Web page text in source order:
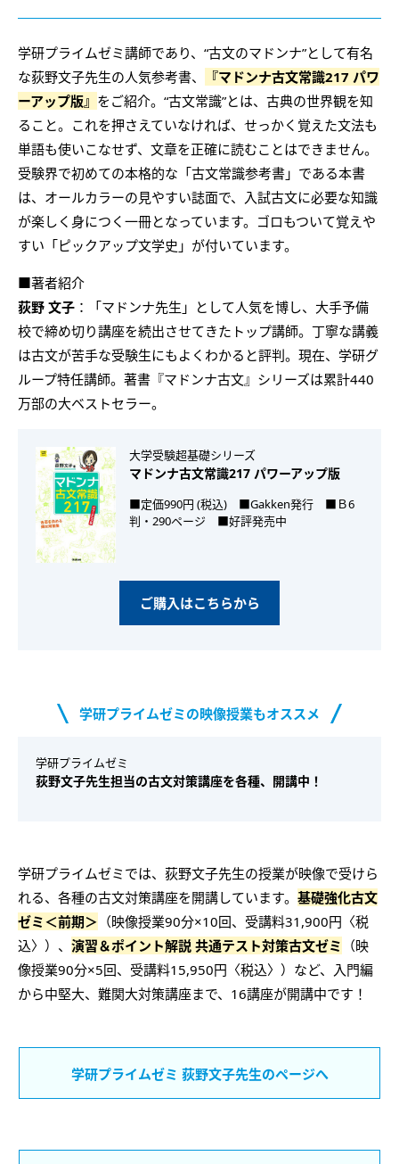
学研プライムゼミ講師であり、“古文のマドンナ”として有名
な荻野文子先生の人気参考書、
『マドンナ古文常識217 パワ
ーアップ版』 をご紹介。“古文常識”とは、古典の世界観を知
ること。これを押さえていなければ、せっかく覚えた文法も
単語も使いこなせず、文章を正確に読むことはできません。
受験界で初めての本格的な「古文常識参考書」である本書
は、オールカラーの見やすい誌面で、入試古文に必要な知識
が楽しく身につく一冊となっています。ゴロもついて覚えや
すい「ピックアップ文学史」が付いています。
■著者紹介
荻野 文子 ：「マドンナ先生」として人気を博し、大手予備
校で締め切り講座を続出させてきたトップ講師。丁寧な講義
は古文が苦手な受験生にもよくわかると評判。現在、学研グ
ループ特任講師。著書『マドンナ古文』シリーズは累計440
万部の大ベストセラー。
大学受験超基礎シリーズ
マドンナ古文常識217 パワーアップ版
■定価990円 (税込) ■Gakken発行 ■Ｂ6
判・290ページ ■好評発売中
ご購入はこちらから
学研プライムゼミの映像授業もオススメ
学研プライムゼミ
荻野文子先生担当の古文対策講座を各種、開講中！
学研プライムゼミでは、荻野文子先生の授業が映像で受けら
れる、各種の古文対策講座を開講しています。 基礎強化古文
ゼミ＜前期＞ （映像授業90分×10回、受講料31,900円〈税
込〉）、 演習＆ポイント解説 共通テスト対策古文ゼミ （映
像授業90分×5回、受講料15,950円〈税込〉）など、入門編
から中堅大、難関大対策講座まで、16講座が開講中です！
学研プライムゼミ 荻野文子先生のページへ